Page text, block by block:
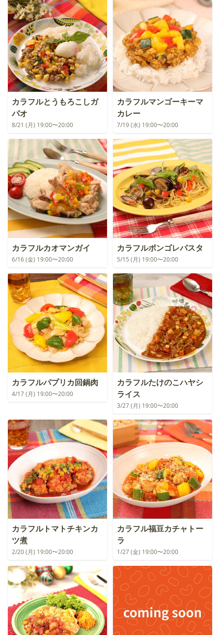
カラフルとうもろこしガ
パオ
8/21 (月) 19:00〜20:00
カラフルマンゴーキーマ
カレー
7/19 (水) 19:00〜20:00
カラフルカオマンガイ
6/16 (金) 19:00〜20:00
カラフルボンゴレパスタ
5/15 (月) 19:00〜20:00
カラフルパプリカ回鍋肉
4/17 (月) 19:00〜20:00
カラフルたけのこハヤシ
ライス
3/27 (月) 19:00〜20:00
カラフルトマトチキンカ
ツ煮
2/20 (月) 19:00〜20:00
カラフル福豆カチャトー
ラ
1/27 (金) 19:00〜20:00